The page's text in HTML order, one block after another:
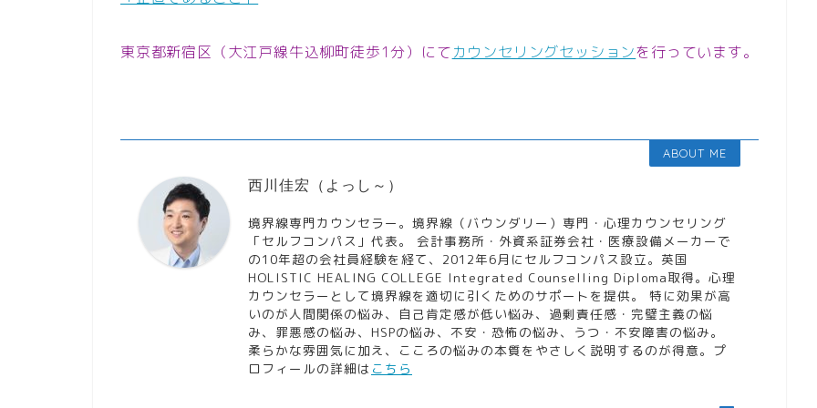
東京都新宿区（大江戸線牛込柳町徒歩1分）にてカウンセリングセッションを行っています。
ABOUT ME
西川佳宏（よっし～）
境界線専門カウンセラー。境界線（バウンダリー）専門・心理カウンセリング
「セルフコンパス」代表。 会計事務所・外資系証券会社・医療設備メーカーで
の10年超の会社員経験を経て、2012年6月にセルフコンパス設立。英国
HOLISTIC HEALING COLLEGE Integrated Counselling Diploma取得。心理
カウンセラーとして境界線を適切に引くためのサポートを提供。 特に効果が高
いのが人間関係の悩み、自己肯定感が低い悩み、過剰責任感・完璧主義の悩
み、罪悪感の悩み、HSPの悩み、不安・恐怖の悩み、うつ・不安障害の悩み。
柔らかな雰囲気に加え、こころの悩みの本質をやさしく説明するのが得意。プ
ロフィールの詳細は こちら